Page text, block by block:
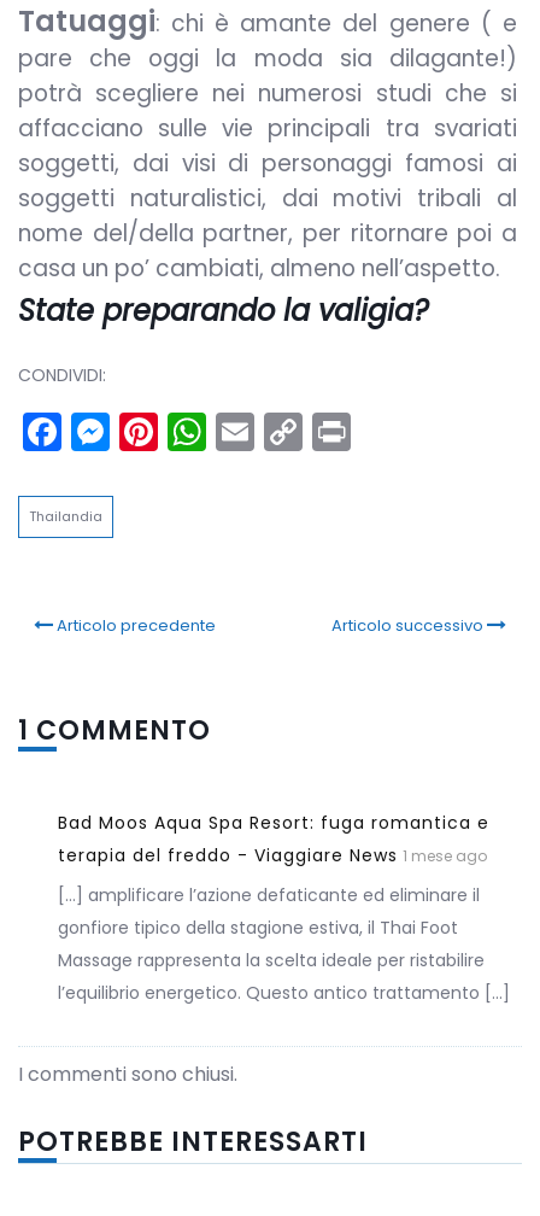
Tatuaggi: chi è amante del genere ( e
pare che oggi la moda sia dilagante!)
potrà scegliere nei numerosi studi che si
affacciano sulle vie principali tra svariati
soggetti, dai visi di personaggi famosi ai
soggetti naturalistici, dai motivi tribali al
nome del/della partner, per ritornare poi a
casa un po’ cambiati, almeno nell’aspetto.
State preparando la valigia?
CONDIVIDI:
Facebook
Messenger
Pinterest
WhatsApp
Email
Copy
Link
Thailandia
Articolo precedente Articolo successivo
1 COMMENTO
Bad Moos Aqua Spa Resort: fuga romantica e
terapia del freddo - Viaggiare News 1 mese ago
[…] amplificare l’azione defaticante ed eliminare il
gonfiore tipico della stagione estiva, il Thai Foot
Massage rappresenta la scelta ideale per ristabilire
l’equilibrio energetico. Questo antico trattamento […]
I commenti sono chiusi.
POTREBBE INTERESSARTI